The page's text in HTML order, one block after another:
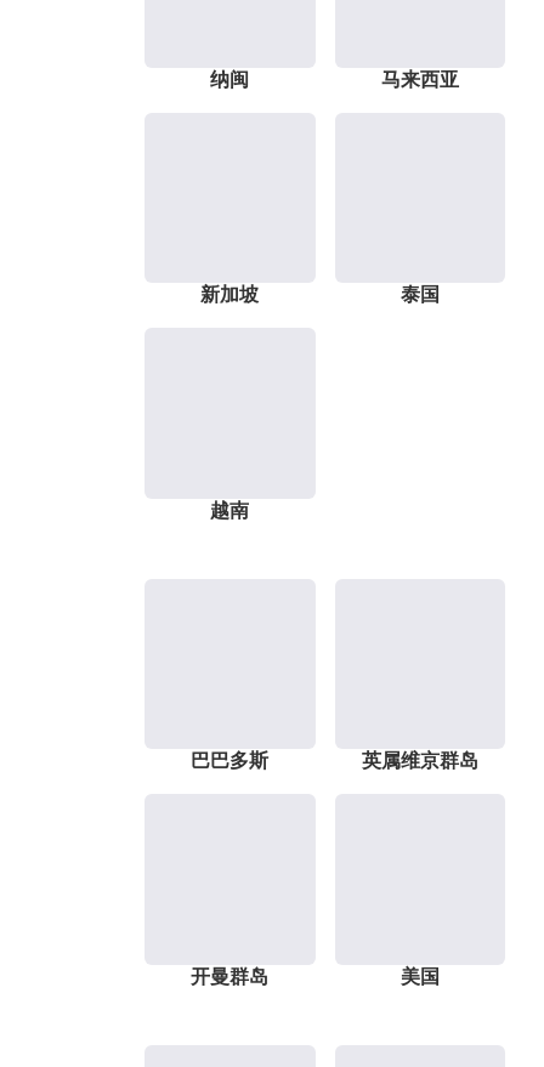
纳闽 马来西亚
新加坡 泰国
越南
巴巴多斯 英属维京群岛
开曼群岛 美国